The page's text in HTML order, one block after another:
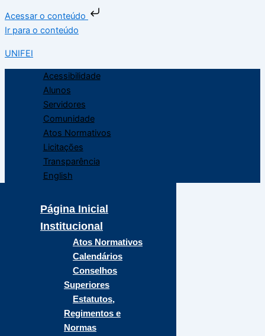
Acessar o conteúdo
Ir para o conteúdo
UNIFEI
Acessibilidade
Alunos
Servidores
Comunidade
Atos Normativos
Licitações
Transparência
English
Página Inicial
Institucional
Atos Normativos
Calendários
Conselhos
Superiores
Estatutos,
Regimentos e
Normas